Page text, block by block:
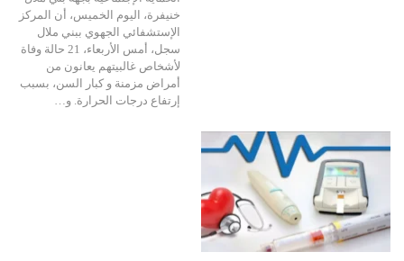
خنيفرة، اليوم الخميس، أن المركز
الإستشفائي الجهوي ببني ملال
سجل، أمس الأربعاء، 21 حالة وفاة
لأشخاص غالبيتهم يعانون من
أمراض مزمنة و كبار السن، بسبب
إرتفاع درجات الحرارة. و…